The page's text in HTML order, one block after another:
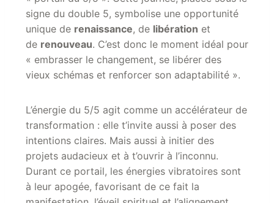
signe du double 5, symbolise une opportunité
unique de renaissance, de libération et
de renouveau. C’est donc le moment idéal pour
« embrasser le changement, se libérer des
vieux schémas et renforcer son adaptabilité ».
L’énergie du 5/5 agit comme un accélérateur de
transformation : elle t’invite aussi à poser des
intentions claires. Mais aussi à initier des
projets audacieux et à t’ouvrir à l’inconnu.
Durant ce portail, les énergies vibratoires sont
à leur apogée, favorisant de ce fait la